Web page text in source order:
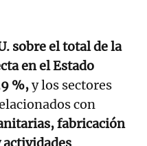
sobre el total de la
en el Estado
%,y los sectores
con
fabricación
actividades